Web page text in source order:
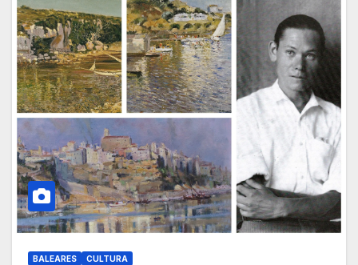
BALEARES CULTURA